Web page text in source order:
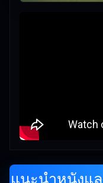
แนะนำหนังแ